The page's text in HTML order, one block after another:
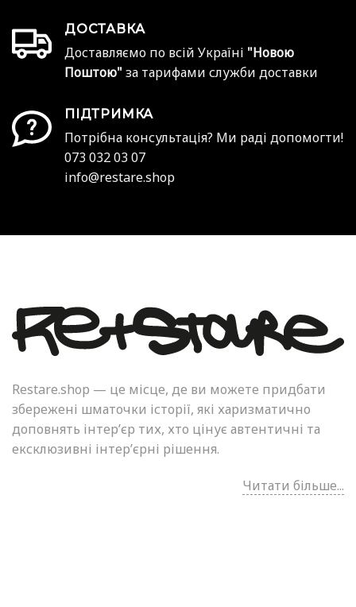
ДОСТАВКА
Доставляємо по всій Україні "Новою
Поштою" за тарифами служби доставки
ПІДТРИМКА
Потрібна консультація? Ми раді допомогти!
073 032 03 07
info@restare.shop
Restare.shop — це місце, де ви можете придбати
збережені шматочки історії, які харизматично
доповнять інтер’єр тих, хто цінує автентичні та
ексклюзивні інтер’єрні рішення.
Читати більше...